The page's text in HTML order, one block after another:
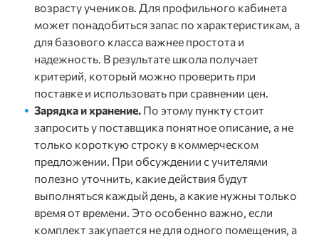
возрасту учеников. Для профильного кабинета
может понадобиться запас по характеристикам, а
для базового класса важнее простота и
надежность. В результате школа получает
критерий, который можно проверить при
поставке и использовать при сравнении цен.
Зарядка и хранение. По этому пункту стоит
запросить у поставщика понятное описание, а не
только короткую строку в коммерческом
предложении. При обсуждении с учителями
полезно уточнить, какие действия будут
выполняться каждый день, а какие нужны только
время от времени. Это особенно важно, если
комплект закупается не для одного помещения, а